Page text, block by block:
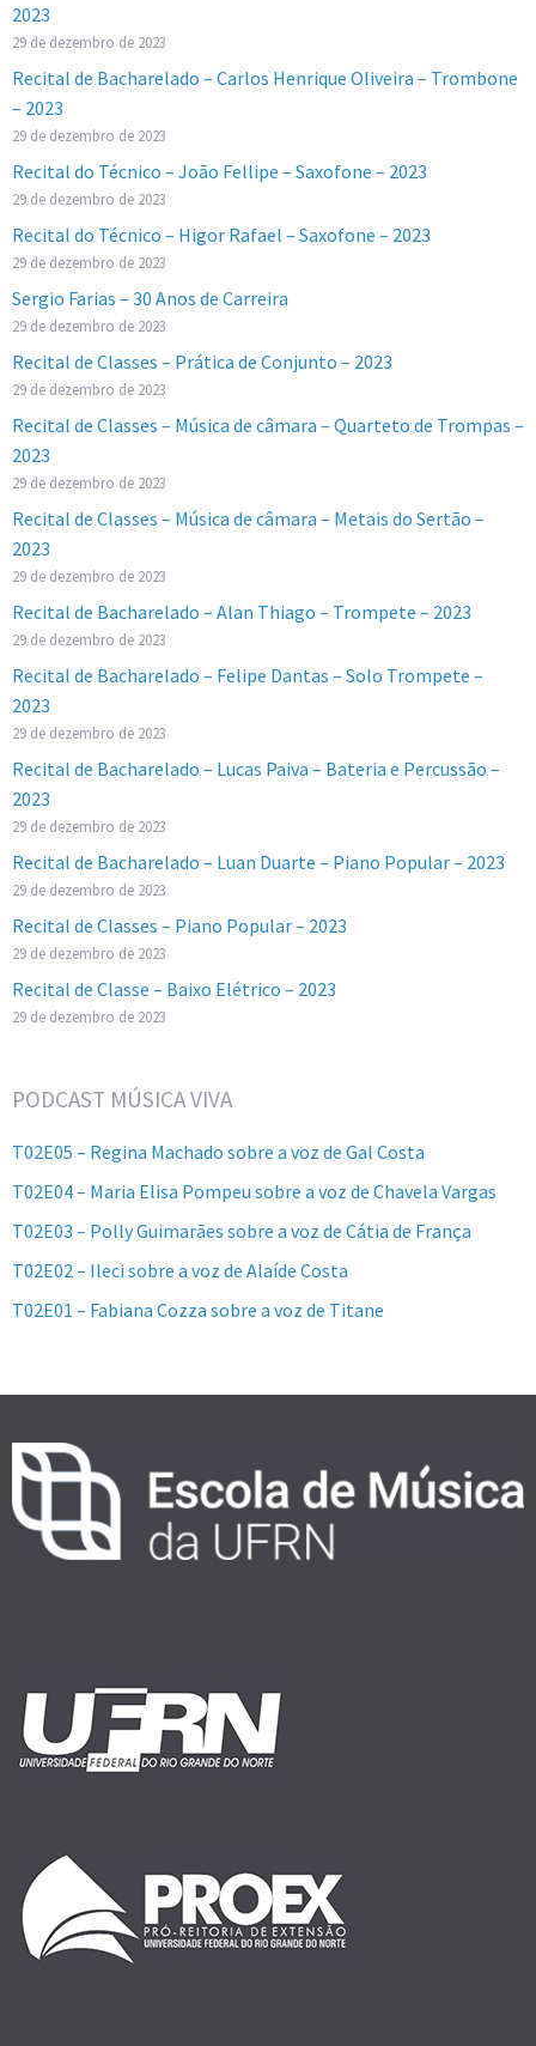
2023
29 de dezembro de 2023
Recital de Bacharelado – Carlos Henrique Oliveira – Trombone
– 2023
29 de dezembro de 2023
Recital do Técnico – João Fellipe – Saxofone – 2023
29 de dezembro de 2023
Recital do Técnico – Higor Rafael – Saxofone – 2023
29 de dezembro de 2023
Sergio Farias – 30 Anos de Carreira
29 de dezembro de 2023
Recital de Classes – Prática de Conjunto – 2023
29 de dezembro de 2023
Recital de Classes – Música de câmara – Quarteto de Trompas –
2023
29 de dezembro de 2023
Recital de Classes – Música de câmara – Metais do Sertão –
2023
29 de dezembro de 2023
Recital de Bacharelado – Alan Thiago – Trompete – 2023
29 de dezembro de 2023
Recital de Bacharelado – Felipe Dantas – Solo Trompete –
2023
29 de dezembro de 2023
Recital de Bacharelado – Lucas Paiva – Bateria e Percussão –
2023
29 de dezembro de 2023
Recital de Bacharelado – Luan Duarte – Piano Popular – 2023
29 de dezembro de 2023
Recital de Classes – Piano Popular – 2023
29 de dezembro de 2023
Recital de Classe – Baixo Elétrico – 2023
29 de dezembro de 2023
PODCAST MÚSICA VIVA
T02E05 – Regina Machado sobre a voz de Gal Costa
T02E04 – Maria Elisa Pompeu sobre a voz de Chavela Vargas
T02E03 – Polly Guimarães sobre a voz de Cátia de França
T02E02 – Ileci sobre a voz de Alaíde Costa
T02E01 – Fabiana Cozza sobre a voz de Titane